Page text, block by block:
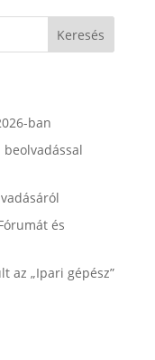
Keresés
ban
és
az „Ipari gépész”